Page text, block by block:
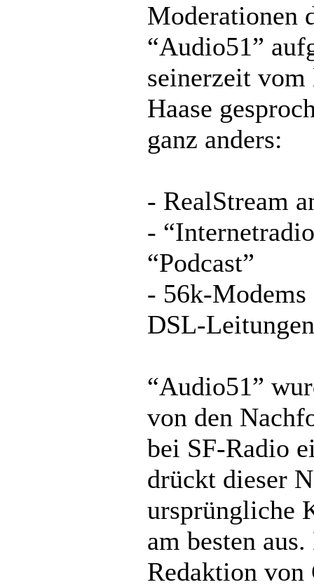
Moderationen
“Audio51”
seinerzeit vom
Haase
ganz anders:
- RealStream
-
“Podcast”
- 56k-Modems
DSL-Leitungen
“Audio51”
von den
bei SF-Radio
drückt dieser
ursprüngliche
am besten
Redaktion von